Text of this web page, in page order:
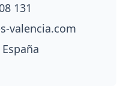
131
valencia.com